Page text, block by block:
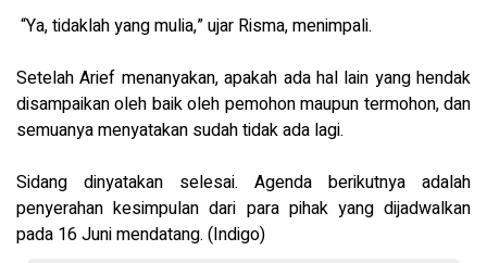
“Ya, tidaklah yang mulia,” ujar Risma, menimpali.
Setelah Arief menanyakan, apakah ada hal lain yang hendak
disampaikan oleh baik oleh pemohon maupun termohon, dan
semuanya menyatakan sudah tidak ada lagi.
Sidang dinyatakan selesai. Agenda berikutnya adalah
penyerahan kesimpulan dari para pihak yang dijadwalkan
pada 16 Juni mendatang. (Indigo)